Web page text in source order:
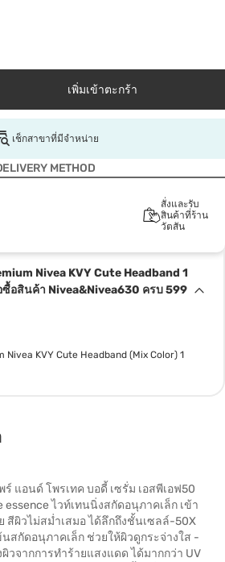
เพิ่มเข้าตะกร้า
เช็กสาขาที่มีจำหน่าย
METHOD
สั่งและรับ
สินค้าที่ร้าน
วัตสัน
Nivea KVY Cute Headband 1
ซื้อสินค้า Nivea&Nivea630 ครบ 599
Nivea KVY Cute Headband (Mix Color) 1
ร์ แอนด์ โพรเทค บอดี้ เซรั่ม เอสพีเอฟ50
essence ไวท์เทนนิ่งสกัดอนุภาคเล็ก เข้า
สีผิวไม่สม่ำเสมอ ได้ลึกถึงชั้นเซลล์-50X
สกัดอนุภาคเล็ก ช่วยให้ผิวดูกระจ่างใส -
วจากการทำร้ายแสงแดด ได้มากกว่า UV